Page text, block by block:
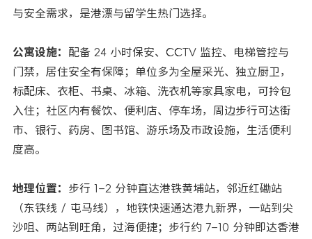
与安全需求，是港漂与留学生热门选择。
公寓设施： 配备 24 小时保安、CCTV 监控、电梯管控与
门禁，居住安全有保障；单位多为全屋采光、独立厨卫，
标配床、衣柜、书桌、冰箱、洗衣机等家具家电，可拎包
入住；社区内有餐饮、便利店、停车场，周边步行可达街
市、银行、药房、图书馆、游乐场及市政设施，生活便利
度高。
地理位置： 步行 1–2 分钟直达港铁黄埔站，邻近红磡站
（东铁线 / 屯马线），地铁快速通达港九新界，一站到尖
沙咀、两站到旺角，过海便捷；步行约 7–10 分钟即达香港